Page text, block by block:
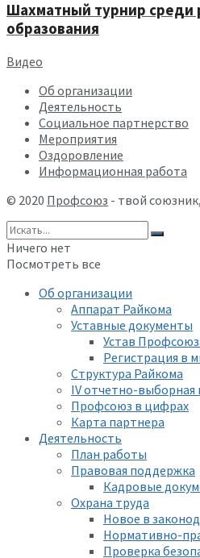
Шахматный турнир среди
образования
Видео
Об организации
Деятельность
Социальное партнерство
Мероприятия
Оздоровление
Информационная работа
© 2020 Профсоюз - твой
Ничего нет
Посмотреть все
Об организации
Аппарат Райкома
Уставные документы
Устав
Регистрация в
Структура Райкома
IV отчетно-
Профсоюз в цифрах
Карта партнера
Деятельность
План работы
Правовая поддержка
Кадровые
Охрана труда
Новое в
Нормативно-
Проверка